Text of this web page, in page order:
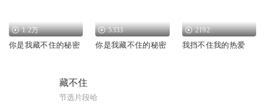
1.2万
你是我藏不住的秘密
5333
你是我藏不住的秘密
2192
我挡不住我的热爱
藏不住
节选片段哈